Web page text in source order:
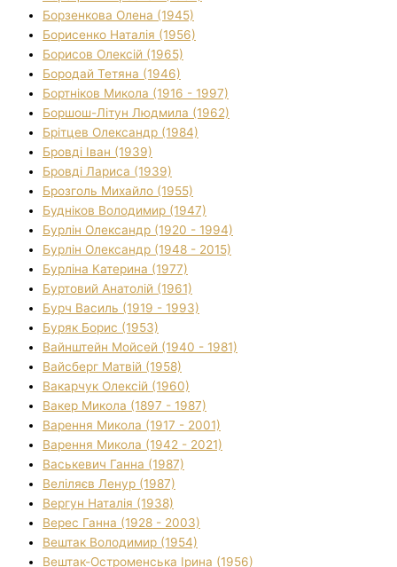
Борзенкова Олена (1945)
Борисенко Наталія (1956)
Борисов Олексій (1965)
Бородай Тетяна (1946)
Бортніков Микола (1916 - 1997)
Боршош-Літун Людмила (1962)
Брітцев Олександр (1984)
Бровді Іван (1939)
Бровді Лариса (1939)
Брозголь Михайло (1955)
Будніков Володимир (1947)
Бурлін Олександр (1920 - 1994)
Бурлін Олександр (1948 - 2015)
Бурліна Катерина (1977)
Буртовий Анатолій (1961)
Бурч Василь (1919 - 1993)
Буряк Борис (1953)
Вайнштейн Мойсей (1940 - 1981)
Вайсберг Матвій (1958)
Вакарчук Олексій (1960)
Вакер Микола (1897 - 1987)
Варення Микола (1917 - 2001)
Варення Микола (1942 - 2021)
Васькевич Ганна (1987)
Веліляєв Ленур (1987)
Вергун Наталія (1938)
Верес Ганна (1928 - 2003)
Вештак Володимир (1954)
Вештак-Остроменська Ірина (1956)